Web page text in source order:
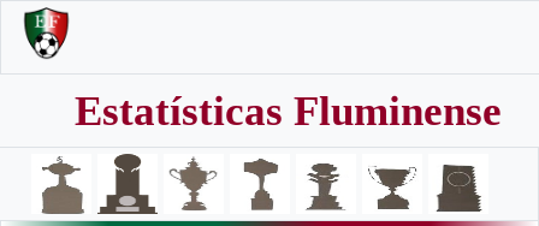
Estatísticas Fluminense